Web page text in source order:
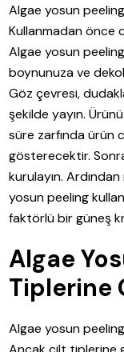
Algae yosun
Kullanmadan önce
Algae yosun
boynunuza ve
Göz çevresi,
şekilde yayın.
süre zarfında ürün
gösterecektir.
kurulayın.
yosun peeling
faktörlü bir güneş
Algae
Tiplerine
Algae yosun